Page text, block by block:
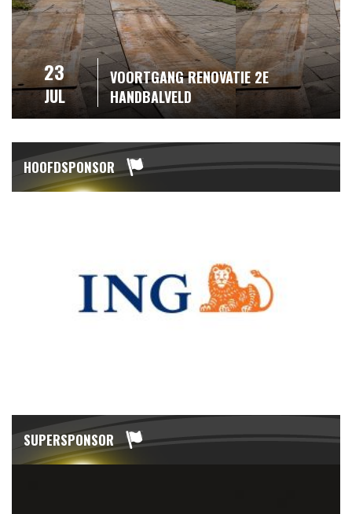
23
JUL
VOORTGANG RENOVATIE 2E
HANDBALVELD
HOOFDSPONSOR
SUPERSPONSOR